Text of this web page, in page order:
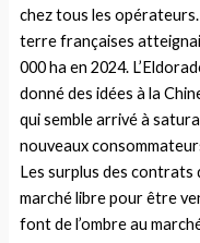
chez tous les
terre françaises
000 ha en 2024.
donné des idées à la
qui semble arrivé à
nouveaux
Les surplus des contrats
marché libre pour être
font de l’ombre au